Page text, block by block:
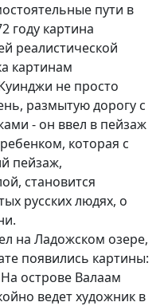
пути в
году картина
реалистической
картинам
не просто
размытую дорогу с
- он ввел в пейзаж
которая с
пейзаж,
становится
русских людях, о
на Ладожском озере,
появились картины:
острове Валаам
ведет художник в